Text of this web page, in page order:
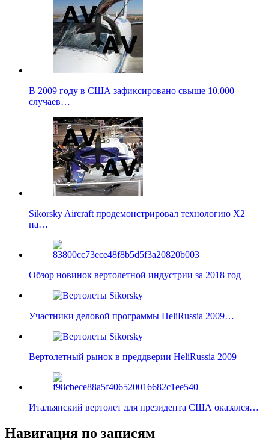
В 2009 году в США зафиксировано свыше 10.000
случаев…
Sikorsky Aircraft продемонстрировал технологию X2
на…
Обзор новинок вертолетной индустрии за 2018 год
Участники деловой программы HeliRussia 2009…
Вертолетный рынок в преддверии HeliRussia 2009
Итальянский вертолет для президента США оказался…
Навигация по записям